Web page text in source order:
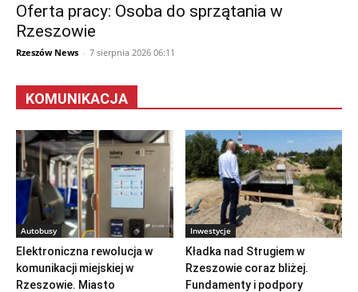
Oferta pracy: Osoba do sprzątania w
Rzeszowie
Rzeszów News - 7 sierpnia 2026 06:11
KOMUNIKACJA
Autobusy
Elektroniczna rewolucja w
komunikacji miejskiej w
Rzeszowie. Miasto
Inwestycje
Kładka nad Strugiem w
Rzeszowie coraz bliżej.
Fundamenty i podpory